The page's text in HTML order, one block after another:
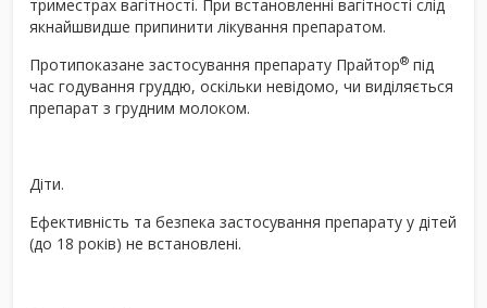
триместрах вагітності. При встановленні вагітності слід
якнайшвидше припинити лікування препаратом.
Протипоказане застосування препарату Прайтор® під
час годування груддю, оскільки невідомо, чи виділяється
препарат з грудним молоком.
Діти.
Ефективність та безпека застосування препарату у дітей
(до 18 років) не встановлені.